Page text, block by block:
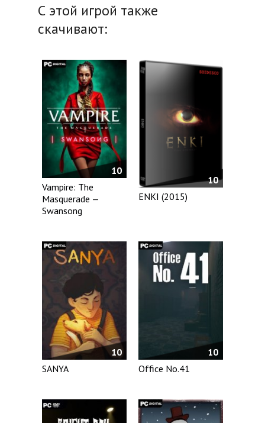
С этой игрой также
скачивают:
10
Vampire: The
Masquerade —
Swansong
10
ENKI (2015)
10
SANYA
10
Office No.41